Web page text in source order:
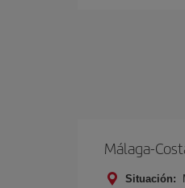
Málaga-
Situación: